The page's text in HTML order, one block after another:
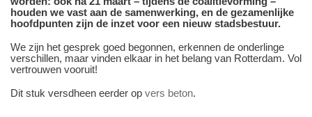
houden we vast aan de samenwerking, en de gezamenlijke
hoofdpunten zijn de inzet voor een nieuw stadsbestuur.
We zijn het gesprek goed begonnen, erkennen de onderlinge
verschillen, maar vinden elkaar in het belang van Rotterdam. Vol
vertrouwen vooruit!
Dit stuk versdheen eerder op vers beton.